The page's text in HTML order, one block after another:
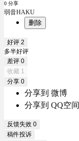
0 分享
弱音HAKU
删除
好评 2
多半好评
差评 0
收藏 1
分享 0
分享到 微博
分享到 QQ空间
反馈失效 0
稿件投诉